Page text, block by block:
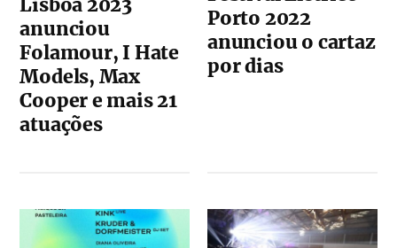
anunciou
Folamour, I Hate
Models, Max
Cooper e mais 21
atuações
Porto 2022
anunciou o cartaz
por dias